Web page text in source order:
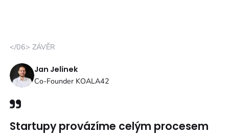
</06> ZÁVĚR
Jan Jelínek
Co-Founder KOALA42
Startupy provázíme celým procesem